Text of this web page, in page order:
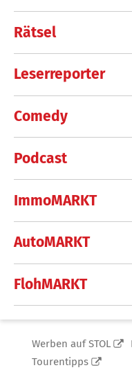
Rätsel
Leserreporter
Comedy
Podcast
ImmoMARKT
AutoMARKT
FlohMARKT
Werben auf STOL
Tourentipps